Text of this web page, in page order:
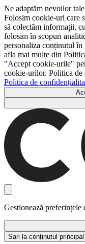
Ne adaptăm nevoilor
Folosim cookie-uri care
să colectăm informații,
folosim în scopuri
personaliza conținutul în
afla mai multe din
"Accept cookie-urile"
cookie-urilor. Politica de
Politica de
Gestionează preferințele
Sari la conținutul principal